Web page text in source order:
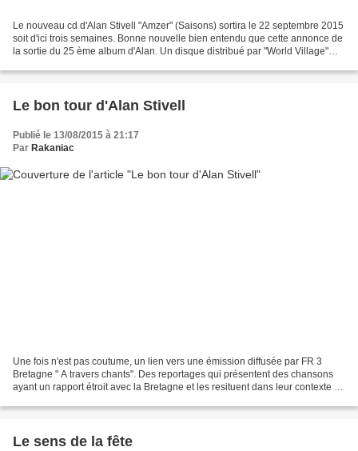
Le nouveau cd d'Alan Stivell "Amzer" (Saisons) sortira le 22 septembre 2015
soit d'ici trois semaines. Bonne nouvelle bien entendu que cette annonce de
la sortie du 25 ème album d'Alan. Un disque distribué par "World Village"
Le bon tour d'Alan Stivell
Publié le 13/08/2015 à 21:17
Par Rakaniac
Une fois n'est pas coutume, un lien vers une émission diffusée par FR 3
Bretagne " A travers chants". Des reportages qui présentent des chansons
ayant un rapport étroit avec la Bretagne et les resituent dans leur contexte de
Le sens de la fête